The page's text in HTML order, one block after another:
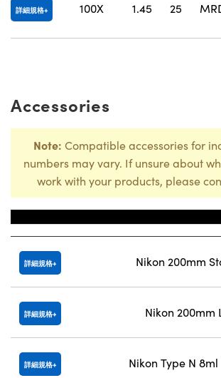
詳細規格 100X 1.45 25
Accessories
Note: Compatible accessories for
numbers may vary. If unsure about
work with your products, please
詳細規格 Nikon 200mm
詳細規格 Nikon 200mm
詳細規格 Nikon Type N